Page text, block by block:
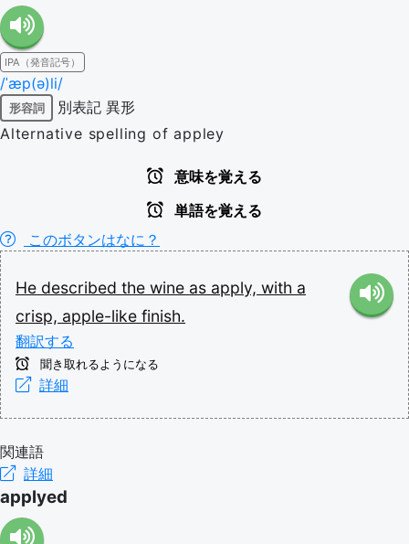
IPA（発音記号）
/ˈæp(ə)li/
形容詞 別表記 異形
Alternative spelling of appley
意味を覚える
単語を覚える
このボタンはなに？
He described the wine as apply, with a
crisp, apple-like finish.
翻訳する
聞き取れるようになる
詳細
関連語
詳細
applyed